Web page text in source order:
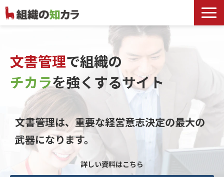
文書管理サービス
お役立ち記事
記事カテゴリ一覧
よくあるお問合せ
文書管理で組織の
チカラを強くするサイト
文書管理は、重要な経営意志決定の最大の
武器になります。
詳しい資料はこちら